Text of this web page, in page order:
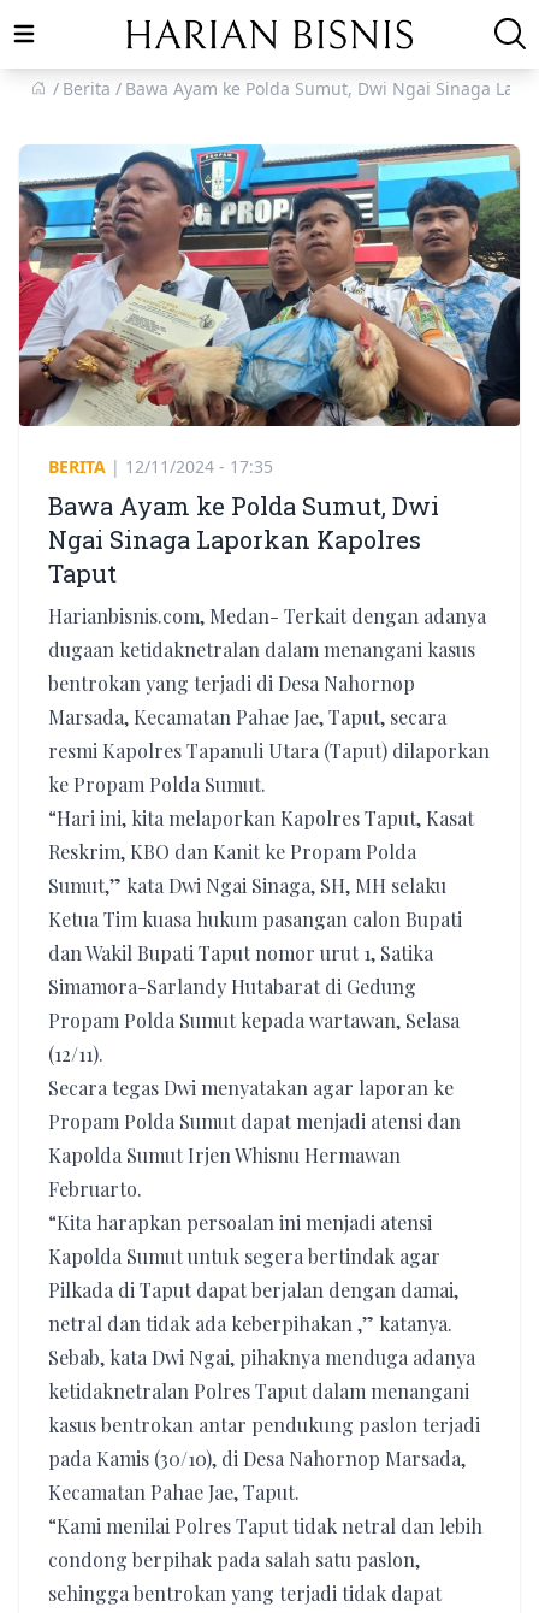
Open main menu
Berita
Bawa Ayam ke Polda Sumut, Dwi Ngai Sinaga
BERITA | 12/11/2024 - 17:35
Bawa Ayam ke Polda Sumut, Dwi
Ngai Sinaga Laporkan Kapolres
Taput
Harianbisnis.com, Medan- Terkait dengan adanya
dugaan ketidaknetralan dalam menangani kasus
bentrokan yang terjadi di Desa Nahornop
Marsada, Kecamatan Pahae Jae, Taput, secara
resmi Kapolres Tapanuli Utara (Taput) dilaporkan
ke Propam Polda Sumut.
“Hari ini, kita melaporkan Kapolres Taput, Kasat
Reskrim, KBO dan Kanit ke Propam Polda
Sumut,” kata Dwi Ngai Sinaga, SH, MH selaku
Ketua Tim kuasa hukum pasangan calon Bupati
dan Wakil Bupati Taput nomor urut 1, Satika
Simamora-Sarlandy Hutabarat di Gedung
Propam Polda Sumut kepada wartawan, Selasa
(12/11).
Secara tegas Dwi menyatakan agar laporan ke
Propam Polda Sumut dapat menjadi atensi dan
Kapolda Sumut Irjen Whisnu Hermawan
Februarto.
“Kita harapkan persoalan ini menjadi atensi
Kapolda Sumut untuk segera bertindak agar
Pilkada di Taput dapat berjalan dengan damai,
netral dan tidak ada keberpihakan ,” katanya.
Sebab, kata Dwi Ngai, pihaknya menduga adanya
ketidaknetralan Polres Taput dalam menangani
kasus bentrokan antar pendukung paslon terjadi
pada Kamis (30/10), di Desa Nahornop Marsada,
Kecamatan Pahae Jae, Taput.
“Kami menilai Polres Taput tidak netral dan lebih
condong berpihak pada salah satu paslon,
sehingga bentrokan yang terjadi tidak dapat